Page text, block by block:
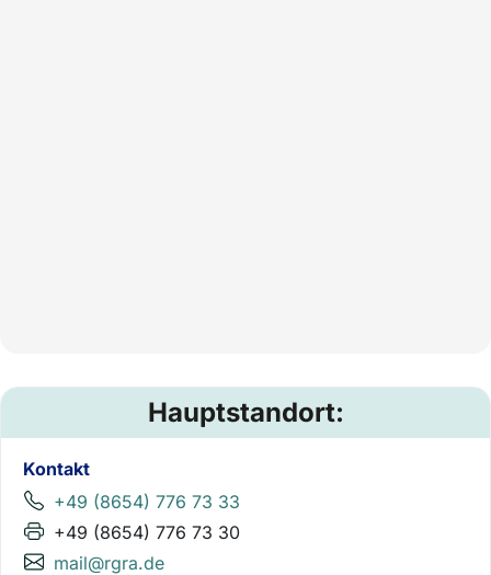
Hauptstandort:
Kontakt
+49 (8654) 776 73 33
+49 (8654) 776 73 30
mail@rgra.de